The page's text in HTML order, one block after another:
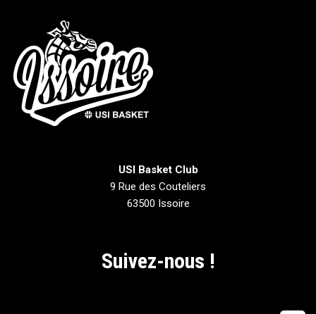
USI Basket Club
9 Rue des Couteliers
63500 Issoire
Suivez-nous !